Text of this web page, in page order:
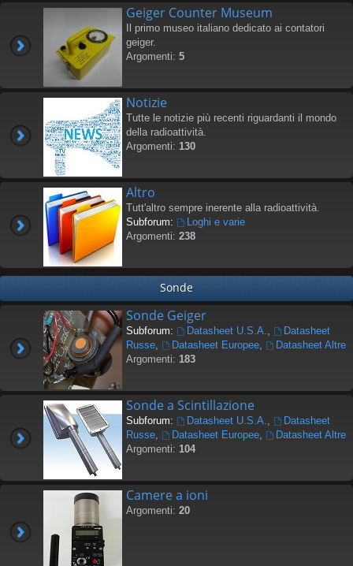
Geiger Counter Museum
Il primo museo italiano dedicato ai contatori
geiger.
Argomenti: 5
Notizie
Tutte le notizie più recenti riguardanti il mondo
della radioattività.
Argomenti: 130
Altro
Tutt'altro sempre inerente alla radioattività.
Subforum:
Loghi e varie
Argomenti: 238
Sonde
Sonde Geiger
Subforum: Datasheet U.S.A.,
Datasheet
Russe, Datasheet Europee,
Datasheet Altre
Argomenti: 183
Sonde a Scintillazione
Subforum: Datasheet U.S.A.,
Datasheet
Russe, Datasheet Europee,
Datasheet Altre
Argomenti: 104
Camere a ioni
Argomenti: 20